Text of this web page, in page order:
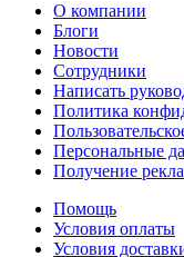
О компании
Блоги
Новости
Сотрудники
Написать
Политика
Персональные
Получение
Помощь
Условия оплаты
Условия